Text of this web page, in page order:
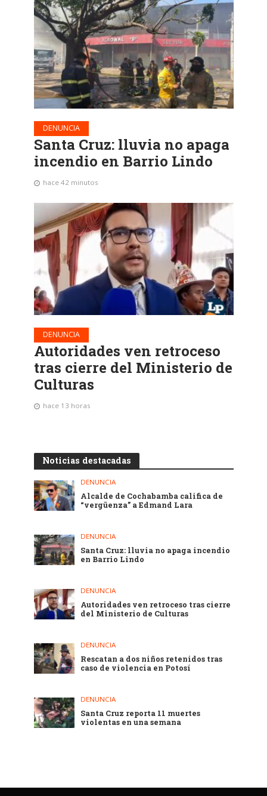
DENUNCIA
Santa Cruz: lluvia no apaga
incendio en Barrio Lindo
hace 42 minutos
DENUNCIA
Autoridades ven retroceso
tras cierre del Ministerio de
Culturas
hace 13 horas
Noticias destacadas
DENUNCIA
Alcalde de Cochabamba califica de
“vergüenza” a Edmand Lara
DENUNCIA
Santa Cruz: lluvia no apaga incendio
en Barrio Lindo
DENUNCIA
Autoridades ven retroceso tras cierre
del Ministerio de Culturas
DENUNCIA
Rescatan a dos niños retenidos tras
caso de violencia en Potosí
DENUNCIA
Santa Cruz reporta 11 muertes
violentas en una semana